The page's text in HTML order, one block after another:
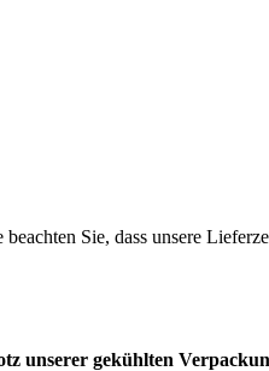
beachten Sie, dass unsere
unserer gekühlten